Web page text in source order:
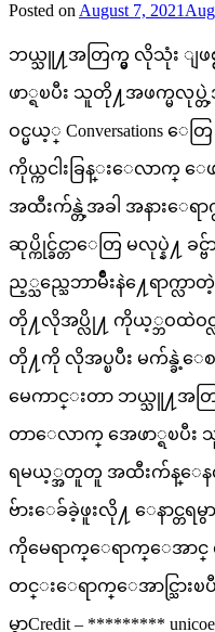
Posted on August 7, 2021
ဘယ္သူ႔အတြက္မွ လိုသုံး ျ
ဖာ္ရၿပီး သူတို႔အဖက္မလုပ္
ဝင္မယ့္ Conversations ေ
ကိုယ္ကငါးခြန္းေလာက္ ေ
အထီးက်န္တဲ့အခါ အနားေရ
ဆုပ္ကိုင္ခ်င္တာေတြ မလုပ္နဲ႔
ည့္သည္သေဘာမ်ိဳးနဲ႔ေရာက္လာ
တို႔လိုအပ္လို႔ ကိုယ့္ဘဝထဲဝင္လာ
တို႔ကို လိုအပ္ၿပီး မက်န္ခဲ့ေ
မေကာင္းတာ ဘယ္သူ႔အတ
တာေလာက္ အေဖာ္ရၿပီး
ရမယ့္အတူတူ အထီးက်န္ေန
ဗ်ားေခ်ခဲ့ဖူးလို႔ ေနာင္တရ
ကိုမေရာက္ေရာက္ေအာင္
တင္းေရာက္ေအာင္သြားၿ
မွာCredit – *********